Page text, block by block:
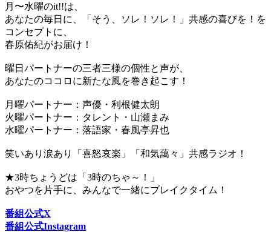
月〜水曜のit!!は、
あなたの毎日に、「そう、ソレ！ソレ！」共感の喜びを！を
コンセプトに、
春原佑紀がお届け！
曜日パートナーの三者三様の個性と声が、
あなたのココロに新たな風を巻き起こす！
月曜パートナー：声優・利根健太朗
火曜パートナー：タレント・山瀬まみ
水曜パートナー：落語家・春風亭昇也
笑いあり涙あり「喜怒哀楽」「和気藹々」共感ラジオ！
★3時ちょうどは「3時のちゃ～！」
おやつを片手に、みんなで一緒にブレイクタイム！
番組公式X
番組公式Instagram